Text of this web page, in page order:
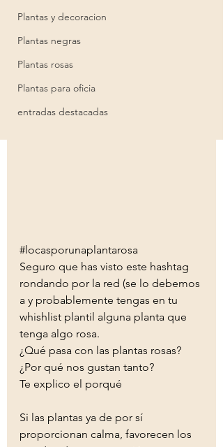
Plantas y decoracion
Plantas negras
Plantas rosas
Plantas para oficia
entradas destacadas
#locasporunaplantarosa
Seguro que has visto este hashtag
rondando por la red (se lo debemos
a y probablemente tengas en tu
whishlist plantil alguna planta que
tenga algo rosa.
¿Qué pasa con las plantas rosas?
¿Por qué nos gustan tanto?
Te explico el porqué
Si las plantas ya de por sí
proporcionan calma, favorecen los